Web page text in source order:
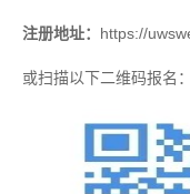
注册地址： https://
或扫描以下二维码报名：